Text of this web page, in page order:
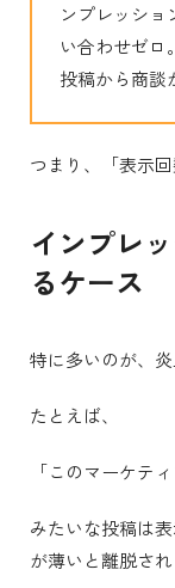
ンプレッシ
い合わせゼロ
投稿から商談
つまり、「表示
インプレ
るケース
特に多いのが、
たとえば、
「このマーケテ
みたいな投稿は
が薄いと離脱され